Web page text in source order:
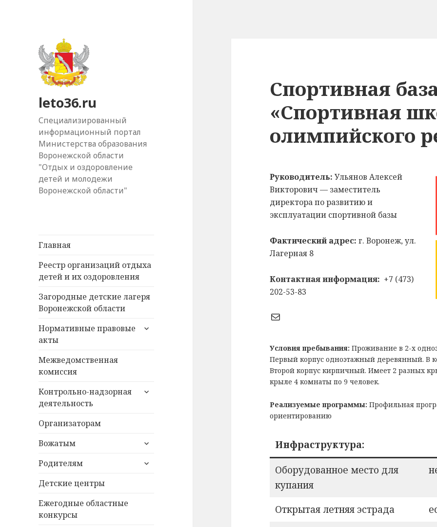
leto36.ru
Специализированный
информационный портал
Министерства образования
Воронежской области
"Отдых и оздоровление
детей и молодежи
Воронежской области"
Главная
Реестр организаций отдыха
детей и их оздоровления
Загородные детские лагеря
Воронежской области
Нормативные правовые
акты
раскрыть
Межведомственная
комиссия
Контрольно-надзорная
деятельность
раскрыть
Организаторам
Вожатым
раскрыть
меню
Родителям
раскрыть
Детские центры
Ежегодные областные
конкурсы
Спортивная
«Спортивная
олимпийского
Руководитель: Ульянов Алексей
Викторович — заместитель
директора по развитию и
эксплуатации спортивной базы
Фактический адрес: г. Воронеж, ул.
Лагерная 8
Контактная информация: +7 (473)
202-53-83
Почта
Условия пребывания:Проживание в 2-х
Первый корпус одноэтажный деревянный. В
Второй корпус кирпичный. Имеет 2 разных
крыле 4 комнаты по 9 человек.
Реализуемые программы: Профильная
ориентированию
Инфраструктура:
Оборудованное место для
купания
Открытая летняя эстрада